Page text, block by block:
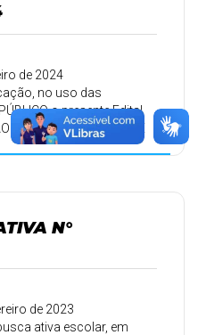
de 2024
no uso das
o presente Edital
PARA DISTRIBUIÇÃO DE
N°
de 2023
ativa escolar, em